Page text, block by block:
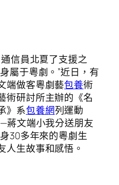
信員北夏了支援之
屬于粵劇。”近日，有
端做客粵劇藝包養術
術研討所主辦的《名
》系包養網列運動
蔣文端小我分送朋友
30多年來的粵劇生
人生故事和感悟。